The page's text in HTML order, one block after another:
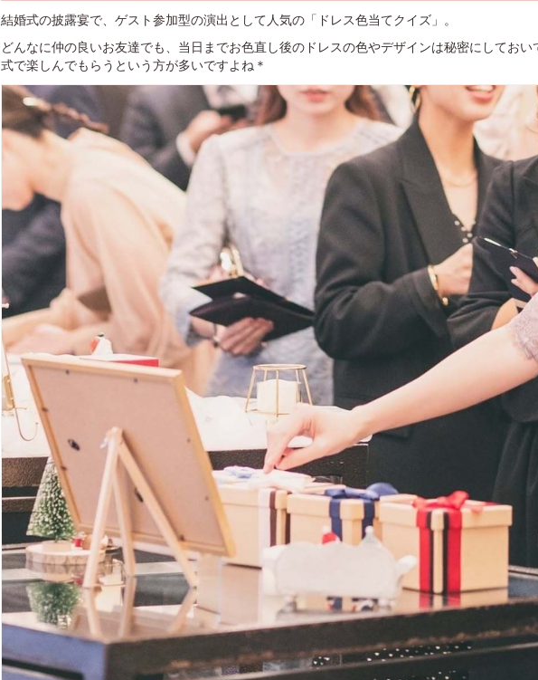
結婚式の披露宴で、ゲスト参加型の演出として人気の「ドレス色当てクイズ」。
どんなに仲の良いお友達でも、当日までお色直し後のドレスの色やデザインは秘密にしておい
式で楽しんでもらうという方が多いですよね＊